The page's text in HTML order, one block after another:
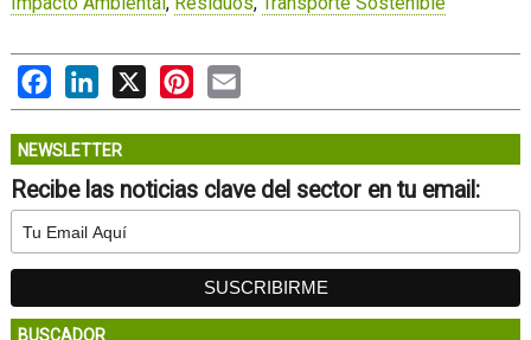
FacebookLinkedIn
X PinterestEmail
NEWSLETTER
Recibe las noticias clave del sector en tu email:
BUSCADOR